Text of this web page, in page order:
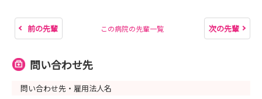
前の先輩 この病院の先輩一覧 次の先輩
問い合わせ先
問い合わせ先・雇用法人名